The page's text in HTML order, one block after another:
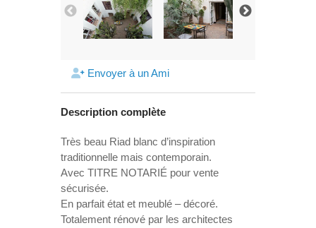
Envoyer à un Ami
Description complète
Très beau Riad blanc d’inspiration
traditionnelle mais contemporain.
Avec TITRE NOTARIÉ pour vente
sécurisée.
En parfait état et meublé – décoré.
Totalement rénové par les architectes